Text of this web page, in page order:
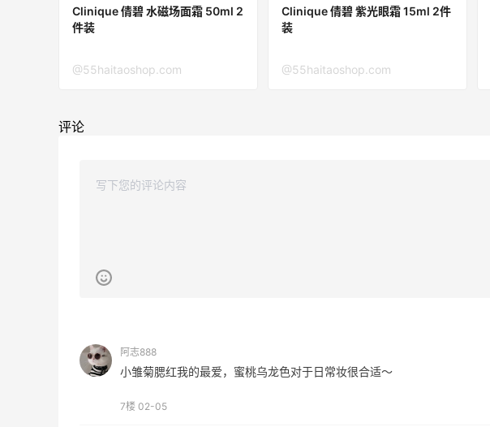
Clinique 倩碧 水磁场面霜 50ml 2
件装
@55haitaoshop.com
Clinique 倩碧 紫光眼霜 15ml 2件
装
@55haitaoshop.com
评论
阿志888
小雏菊腮红我的最爱，蜜桃乌龙色对于日常妆很合适～
7楼 02-05